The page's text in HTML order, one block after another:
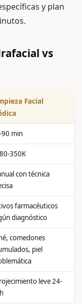
y plan
vs
Facial
90 min
350K
con técnica
farmacéuticos
diagnóstico
comedones
piel
leve 24-